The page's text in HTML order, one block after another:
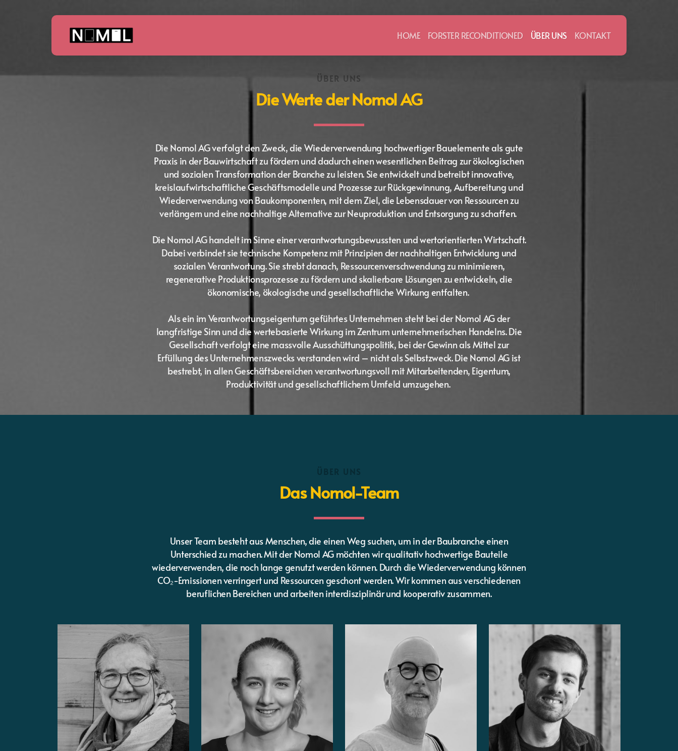
HOME FORSTER RECONDITIONED ÜBER UNS KONTAKT
ÜBER UNS
Die Werte der Nomol AG
Die Nomol AG verfolgt den Zweck, die Wiederverwendung hochwertiger Bauelemente als gute
Praxis in der Bauwirtschaft zu fördern und dadurch einen wesentlichen Beitrag zur ökologischen
und sozialen Transformation der Branche zu leisten. Sie entwickelt und betreibt innovative,
kreislaufwirtschaftliche Geschäftsmodelle und Prozesse zur Rückgewinnung, Aufbereitung und
Wiederverwendung von Baukomponenten, mit dem Ziel, die Lebensdauer von Ressourcen zu
verlängern und eine nachhaltige Alternative zur Neuproduktion und Entsorgung zu schaffen.
Die Nomol AG handelt im Sinne einer verantwortungsbewussten und wertorientierten Wirtschaft.
Dabei verbindet sie technische Kompetenz mit Prinzipien der nachhaltigen Entwicklung und
sozialen Verantwortung. Sie strebt danach, Ressourcenverschwendung zu minimieren,
regenerative Produktionsprozesse zu fördern und skalierbare Lösungen zu entwickeln, die
ökonomische, ökologische und gesellschaftliche Wirkung entfalten.
Als ein im Verantwortungseigentum geführtes Unternehmen steht bei der Nomol AG der
langfristige Sinn und die wertebasierte Wirkung im Zentrum unternehmerischen Handelns. Die
Gesellschaft verfolgt eine massvolle Ausschüttungspolitik, bei der Gewinn als Mittel zur
Erfüllung des Unternehmenszwecks verstanden wird – nicht als Selbstzweck. Die Nomol AG ist
bestrebt, in allen Geschäftsbereichen verantwortungsvoll mit Mitarbeitenden, Eigentum,
Produktivität und gesellschaftlichem Umfeld umzugehen.
DasNomol-Team
Unser Team besteht aus Menschen, die einen Weg suchen, um in der Baubranche einen
Unterschied zu machen. Mit der Nomol AG möchten wir qualitativ hochwertige Bauteile
wiederverwenden, die noch lange genutzt werden können. Durch die Wiederverwendung können
CO₂-Emissionen verringert und Ressourcen geschont werden. Wir kommen aus verschiedenen
beruflichen Bereichen und arbeiten interdisziplinär und kooperativ zusammen.